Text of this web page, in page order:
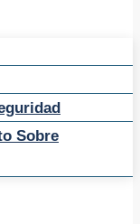
Sobre